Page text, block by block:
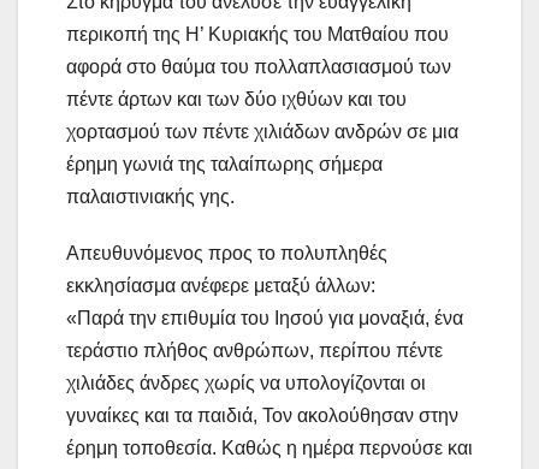
περικοπή της Η’ Κυριακής του Ματθαίου που
αφορά στο θαύμα του πολλαπλασιασμού των
πέντε άρτων και των δύο ιχθύων και του
χορτασμού των πέντε χιλιάδων ανδρών σε μια
έρημη γωνιά της ταλαίπωρης σήμερα
παλαιστινιακής γης.
Απευθυνόμενος προς το πολυπληθές
εκκλησίασμα ανέφερε μεταξύ άλλων:
«Παρά την επιθυμία του Ιησού για μοναξιά, ένα
τεράστιο πλήθος ανθρώπων, περίπου πέντε
χιλιάδες άνδρες χωρίς να υπολογίζονται οι
γυναίκες και τα παιδιά, Τον ακολούθησαν στην
έρημη τοποθεσία. Καθώς η ημέρα περνούσε και